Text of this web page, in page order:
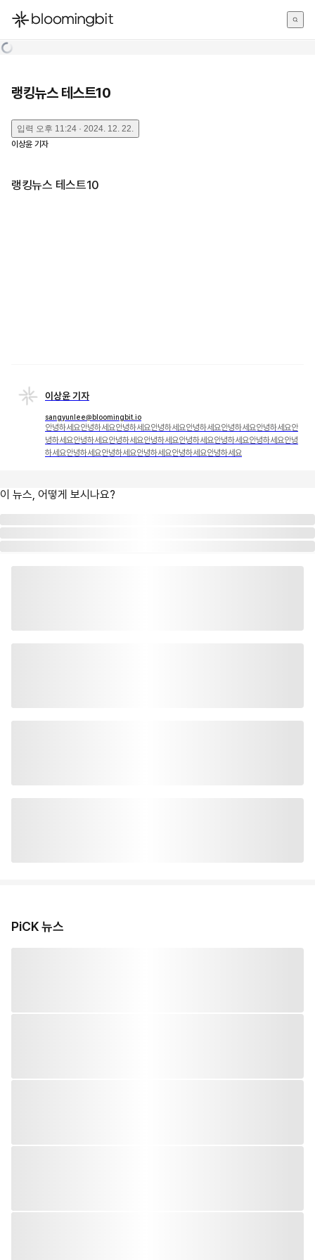
한국어
랭킹뉴스 테스트10
입력 오후 11:24 · 2024. 12. 22.
이상윤 기자
랭킹뉴스 테스트10
이상윤 기자
sangyunlee@bloomingbit.io
안녕하세요안녕하세요안녕하세요안녕하세요안녕하세요안녕하세요안녕하세요안
녕하세요안녕하세요안녕하세요안녕하세요안녕하세요안녕하세요안녕하세요안녕
하세요안녕하세요안녕하세요안녕하세요안녕하세요안녕하세요
이 뉴스, 어떻게 보시나요?
PiCK 뉴스